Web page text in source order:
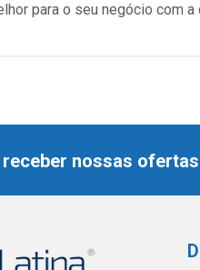
para o seu negócio com
nossas